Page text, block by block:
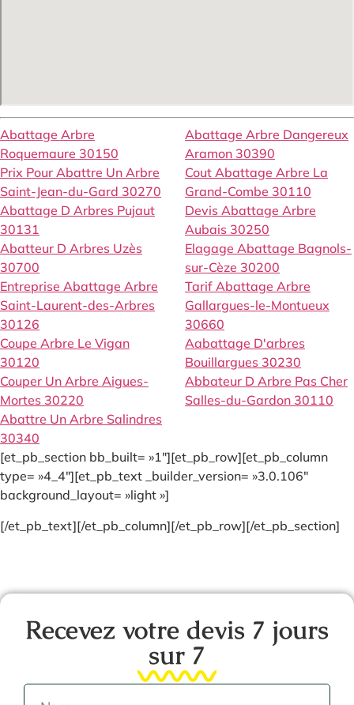
Abattage Arbre
Roquemaure 30150
Prix Pour Abattre Un Arbre
Saint-Jean-du-Gard 30270
Abattage D Arbres Pujaut
30131
Abatteur D Arbres Uzès
30700
Entreprise Abattage Arbre
Saint-Laurent-des-Arbres
30126
Coupe Arbre Le Vigan
30120
Couper Un Arbre Aigues-
Mortes 30220
Abattre Un Arbre Salindres
30340
Abattage Arbre Dangereux
Aramon 30390
Cout Abattage Arbre La
Grand-Combe 30110
Devis Abattage Arbre
Aubais 30250
Elagage Abattage Bagnols-
sur-Cèze 30200
Tarif Abattage Arbre
Gallargues-le-Montueux
30660
Aabattage D'arbres
Bouillargues 30230
Abbateur D Arbre Pas Cher
Salles-du-Gardon 30110
[et_pb_section bb_built= »1″][et_pb_row][et_pb_column
type= »4_4″][et_pb_text _builder_version= »3.0.106″
background_layout= »light »]
[/et_pb_text][/et_pb_column][/et_pb_row][/et_pb_section]
Recevez votre devis 7 jours
sur 7